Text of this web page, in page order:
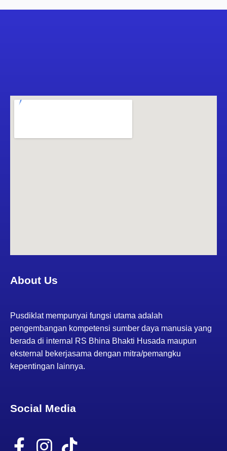
About Us
Pusdiklat mempunyai fungsi utama adalah
pengembangan kompetensi sumber daya manusia yang
berada di internal RS Bhina Bhakti Husada maupun
eksternal bekerjasama dengan mitra/pemangku
kepentingan lainnya.
Social Media
F
I
T